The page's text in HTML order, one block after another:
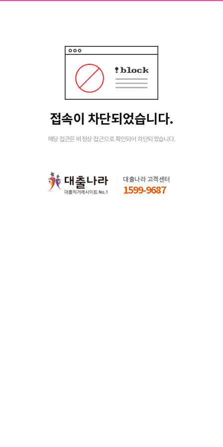
접속이 차단되었습니다.
해당 접근은 비정상 접근으로 확인되어 차단되었습니다.
대출나라 고객센터
1599-9687